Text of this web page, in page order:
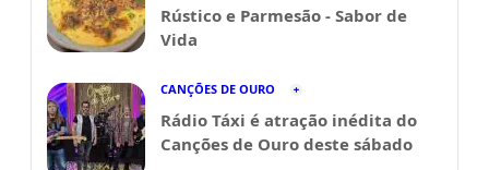
Rústico e Parmesão - Sabor de
Vida
CANÇÕES DE OURO
Rádio Táxi é atração inédita do
Canções de Ouro deste sábado